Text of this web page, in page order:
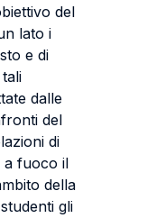
del
lato i
e di
dalle
del
di
a fuoco il
della
gli